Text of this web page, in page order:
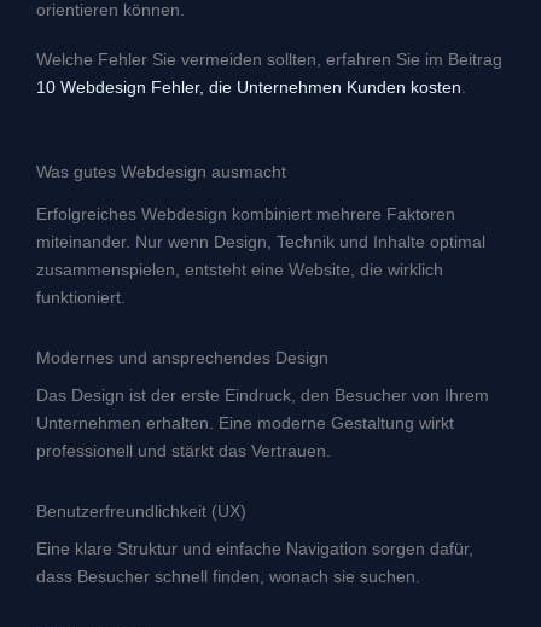
orientieren können.
Welche Fehler Sie vermeiden sollten, erfahren Sie im Beitrag
10 Webdesign Fehler, die Unternehmen Kunden kosten.
Was gutes Webdesign ausmacht
Erfolgreiches Webdesign kombiniert mehrere Faktoren
miteinander. Nur wenn Design, Technik und Inhalte optimal
zusammenspielen, entsteht eine Website, die wirklich
funktioniert.
Modernes und ansprechendes Design
Das Design ist der erste Eindruck, den Besucher von Ihrem
Unternehmen erhalten. Eine moderne Gestaltung wirkt
professionell und stärkt das Vertrauen.
Benutzerfreundlichkeit (UX)
Eine klare Struktur und einfache Navigation sorgen dafür,
dass Besucher schnell finden, wonach sie suchen.